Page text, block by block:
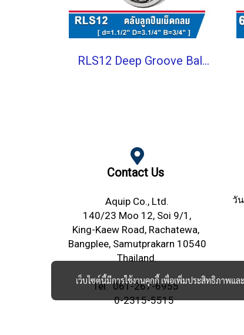
RLS12 Deep Groove Ball Bearings inch. Open Type
Contact Us
Aquip Co., Ltd.
140/23 Moo 12, Soi 9/1,
King-Kaew Road, Rachatewa,
Bangplee, Samutprakarn 10540
Thailand.
Tel.061-267-6955
0-2315-5515
วั
เว็บไซต์นี้มีการใช้งานคุกกี้ เพื่อเพิ่มประสิทธิภาพแ